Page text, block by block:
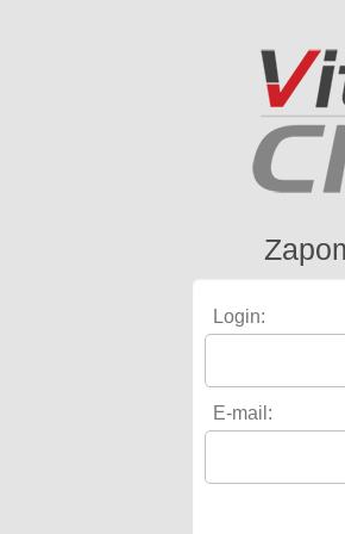
Login:
E-mail: